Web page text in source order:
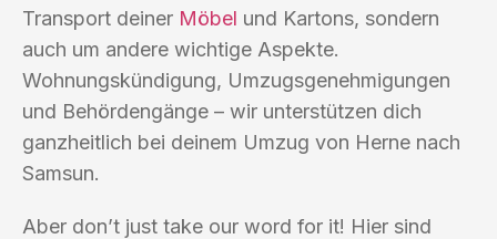
Transport deiner Möbel und Kartons, sondern
auch um andere wichtige Aspekte.
Wohnungskündigung, Umzugsgenehmigungen
und Behördengänge – wir unterstützen dich
ganzheitlich bei deinem Umzug von Herne nach
Samsun.
Aber don’t just take our word for it! Hier sind